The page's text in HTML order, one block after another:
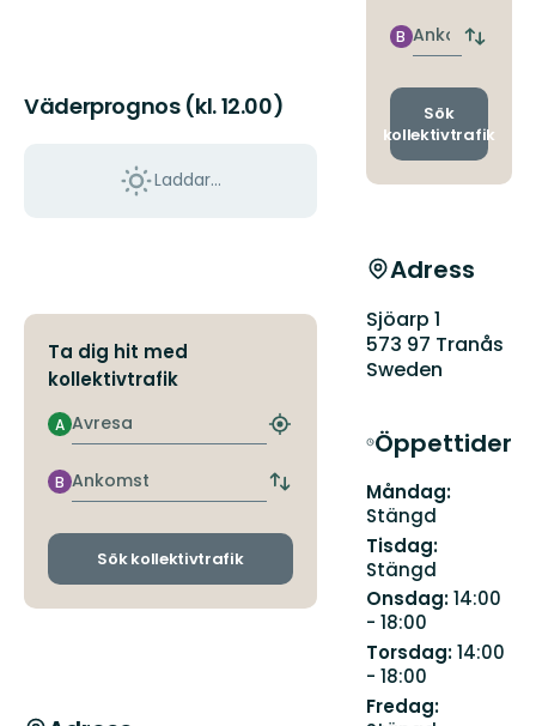
Väderprognos (kl. 12.00)
Laddar...
Ta dig hit med
kollektivtrafik
Avresa
A
Hitta
hållplats
Ankomst
B
Byt
och
ankomsthållplatser
Sök kollektivtrafik
Ankomst
B
Byt
och
Sök
kollektivtrafik
Adress
Sjöarp 1
573 97 Tranås
Sweden
Öppettider
Måndag:
Stängd
Tisdag:
Stängd
Onsdag:14:00
- 18:00
Torsdag:14:00
- 18:00
Fredag: